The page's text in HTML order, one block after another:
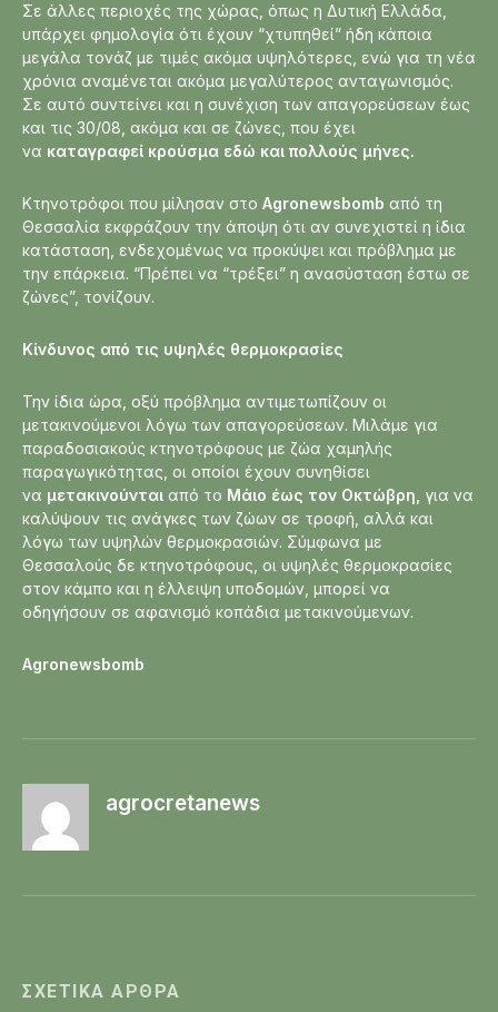
Σε άλλες περιοχές της χώρας, όπως η Δυτική Ελλάδα,
υπάρχει φημολογία ότι έχουν “χτυπηθεί” ήδη κάποια
μεγάλα τονάζ με τιμές ακόμα υψηλότερες, ενώ για τη νέα
χρόνια αναμένεται ακόμα μεγαλύτερος ανταγωνισμός.
Σε αυτό συντείνει και η συνέχιση των απαγορεύσεων έως
και τις 30/08, ακόμα και σε ζώνες, που έχει
να καταγραφεί κρούσμα εδώ και πολλούς μήνες.
Κτηνοτρόφοι που μίλησαν στο Agronewsbomb από τη
Θεσσαλία εκφράζουν την άποψη ότι αν συνεχιστεί η ίδια
κατάσταση, ενδεχομένως να προκύψει και πρόβλημα με
την επάρκεια. “Πρέπει να “τρέξει” η ανασύσταση έστω σε
ζώνες”, τονίζουν.
Κίνδυνος από τις υψηλές θερμοκρασίες
Την ίδια ώρα, οξύ πρόβλημα αντιμετωπίζουν οι
μετακινούμενοι λόγω των απαγορεύσεων. Μιλάμε για
παραδοσιακούς κτηνοτρόφους με ζώα χαμηλής
παραγωγικότητας, οι οποίοι έχουν συνηθίσει
να μετακινούνται από το Μάιο έως τον Οκτώβρη, για να
καλύψουν τις ανάγκες των ζώων σε τροφή, αλλά και
λόγω των υψηλών θερμοκρασιών. Σύμφωνα με
Θεσσαλούς δε κτηνοτρόφους, οι υψηλές θερμοκρασίες
στον κάμπο και η έλλειψη υποδομών, μπορεί να
οδηγήσουν σε αφανισμό κοπάδια μετακινούμενων.
Agronewsbomb
agrocretanews
ΣΧΕΤΙΚΆ ΆΡΘΡΑ